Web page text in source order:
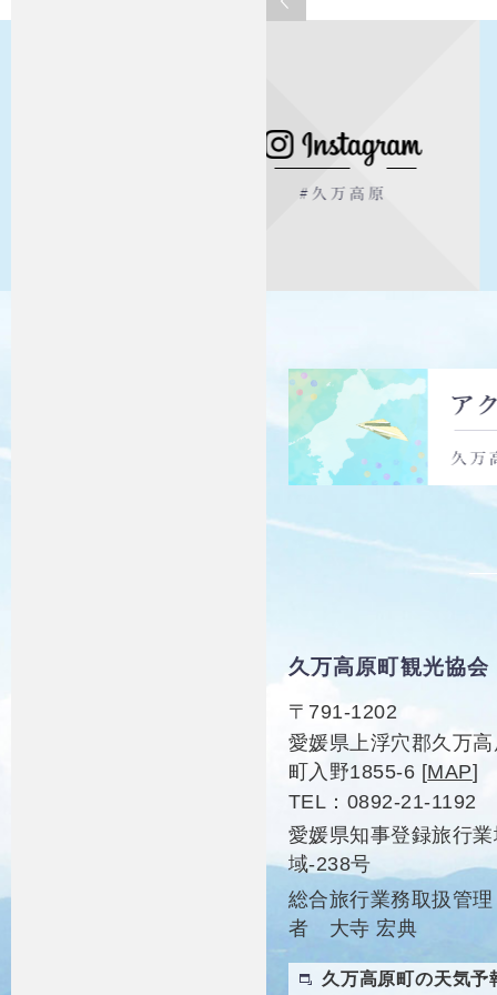
久万高原町観光協会
〒791-1202
愛媛県上浮穴郡久万
町入野1855-6 [MAP]
TEL
0892-21-1192
愛媛県知事登録旅行
域-238号
総合旅行業務取扱管理
者 大寺 宏典
久万高原町の天気予